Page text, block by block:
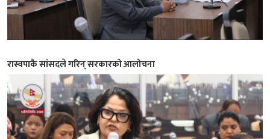
रास्वपाकै सांसदले गरिन् सरकारको आलोचना